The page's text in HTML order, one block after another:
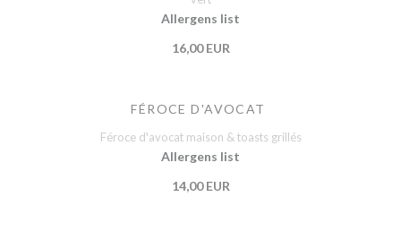
Allergens list
16,00 EUR
FÉROCE D'AVOCAT
Féroce d'avocat maison & toasts grillés
Allergens list
14,00 EUR